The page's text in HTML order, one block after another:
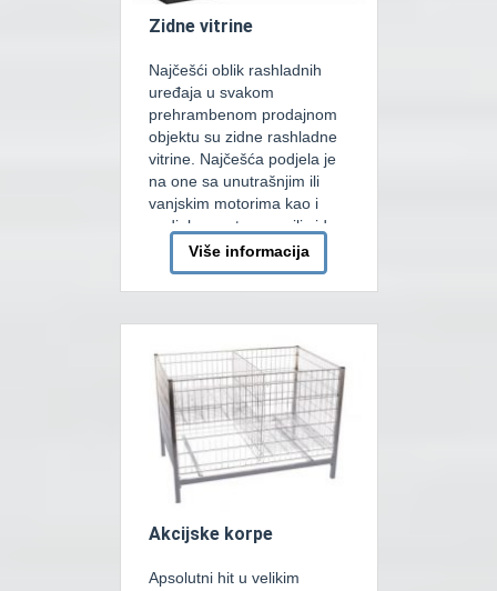
Zidne vitrine
Najčešći oblik rashladnih
uređaja u svakom
prehrambenom prodajnom
objektu su zidne rashladne
vitrine. Najčešća podjela je
na one sa unutrašnjim ili
vanjskim motorima kao i
podjela na otvorene ili zidne
vitrine sa vratima. Zidne
vitrine sa vratima mogu
imati okretna ili klizna vrata.
smanjnje potrošnje
električne […]
Više informacija
Akcijske korpe
Apsolutni hit u velikim